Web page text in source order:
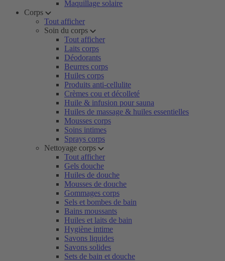
Maquillage solaire
Corps
Tout afficher
Soin du corps
Tout afficher
Laits corps
Déodorants
Beurres corps
Huiles corps
Produits anti-cellulite
Crèmes cou et décolleté
Huile & infusion pour sauna
Huiles de massage & huiles essentielles
Mousses corps
Soins intimes
Sprays corps
Nettoyage corps
Tout afficher
Gels douche
Huiles de douche
Mousses de douche
Gommages corps
Sels et bombes de bain
Bains moussants
Huiles et laits de bain
Hygiène intime
Savons liquides
Savons solides
Sets de bain et douche